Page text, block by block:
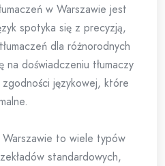
w Warszawie jest
spotyka się z precyzją,
dla różnorodnych
doświadczeniu tłumaczy
językowej, które
Warszawie to wiele typów
standardowych,